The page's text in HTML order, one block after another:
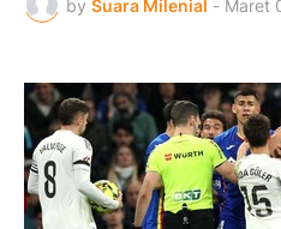
by Suara Milenial - Maret